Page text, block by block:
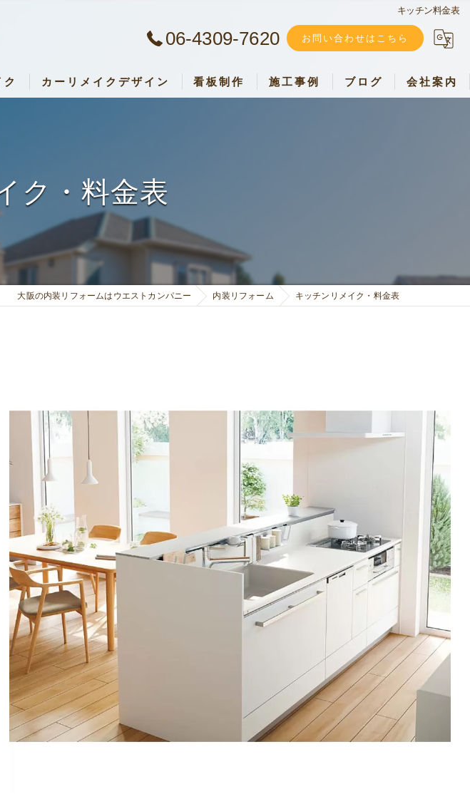
キッチン料金表
06-4309-7620 お問い合わせはこちら
ク
料金表
カーリメイクデザイン 看板制作 施工事例 ブログ 会社案内
ク・料金表
大阪の内装リフォームはウエストカンパニー 内装リフォーム キッチンリメイク・料金表